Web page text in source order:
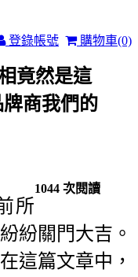
購物車(0)
登錄帳號
竟然是這
商我們的
1044 次閱讀
所
紛關門大吉。
這篇文章中，